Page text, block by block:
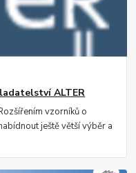
ALTER
vzorníků o
ještě větší výběr a